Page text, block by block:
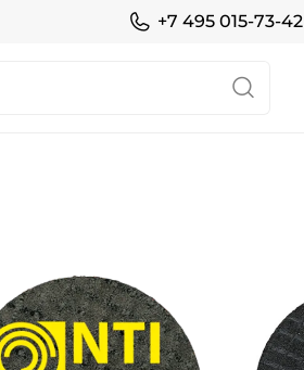
+7 495 015-73-42